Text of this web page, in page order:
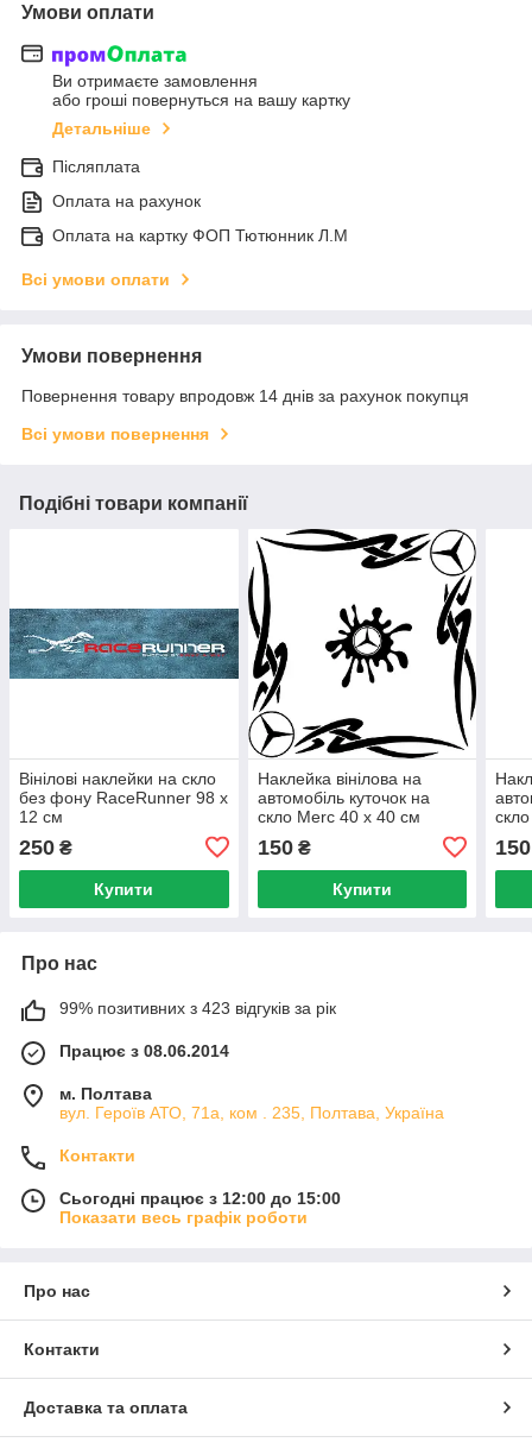
Умови оплати
Ви отримаєте замовлення
або гроші повернуться на вашу картку
Детальніше
Післяплата
Оплата на рахунок
Оплата на картку ФОП Тютюнник Л.М
Всі умови оплати
Умови повернення
Повернення товару впродовж 14 днів за рахунок покупця
Всі умови повернення
Подібні товари компанії
Вінілові наклейки на скло
без фону RaceRunner 98 х
12 см
250 ₴
Купити
Наклейка вінілова на
автомобіль куточок на
скло Merc 40 х 40 см
150₴
Купити
150
Про нас
99% позитивних з 423 відгуків за рік
Працює з 08.06.2014
м. Полтава
вул. Героїв АТО, 71а, ком . 235, Полтава, Україна
Контакти
Сьогодні працює з 12:00 до 15:00
Показати весь графік роботи
Про нас
Контакти
Доставка та оплата